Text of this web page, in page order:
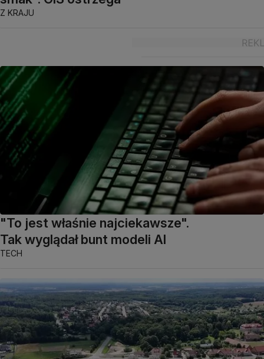
Z KRAJU
"To jest właśnie najciekawsze".
Tak wyglądał bunt modeli AI
TECH